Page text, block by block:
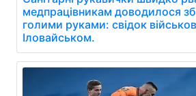
медпрацівникам доводилося
голими руками: свідок
Іловайськом.